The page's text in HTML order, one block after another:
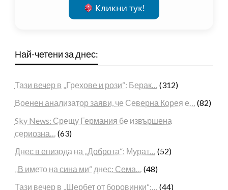
Кликни тук!
Най-четени за днес:
Тази вечер в „Грехове и рози“: Берак… (312)
Военен анализатор заяви, че Северна Корея е… (82)
Sky News: Срещу Германия бе извършена
сериозна… (63)
Днес в епизода на „Доброта“: Мурат… (52)
„В името на сина ми“ днес: Сема… (48)
Тази вечер в „Шербет от боровинки“:… (44)